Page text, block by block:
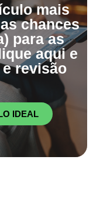
mais
chances
para as
aqui e
revisão
IDEAL